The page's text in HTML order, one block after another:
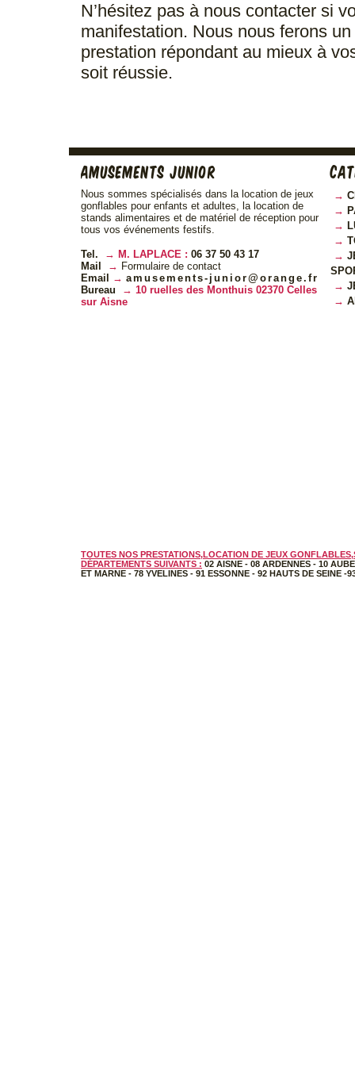
N’hésitez pas à nous contacter si
manifestation. Nous nous ferons
prestation répondant au mieux à
soit réussie.
Amusements Junior
Nous sommes spécialisés dans la location de jeux
gonflables pour enfants et adultes, la location de
stands alimentaires et de matériel de réception pour
tous vos événements festifs.
Tel. M. LAPLACE : 06 37 50 43 17
Mail
Formulaire de contact
Email
amusements-junior@orange.fr
Bureau
10 ruelles des Monthuis 02370 Celles
sur Aisne
TOUTES NOS PRESTATIONS,LOCATION DE JEUX
DÉPARTEMENTS SUIVANTS : 02 AISNE - 08 ARDENNES - 10 AUBE
ET MARNE - 78 YVELINES - 91 ESSONNE - 92 HAUTS DE SEINE -